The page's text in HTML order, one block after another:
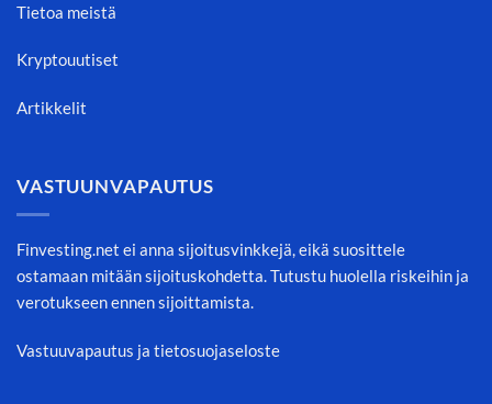
Tietoa meistä
Kryptouutiset
Artikkelit
VASTUUNVAPAUTUS
Finvesting.net ei anna sijoitusvinkkejä, eikä suosittele
ostamaan mitään sijoituskohdetta. Tutustu huolella riskeihin ja
verotukseen ennen sijoittamista.
Vastuuvapautus ja tietosuojaseloste